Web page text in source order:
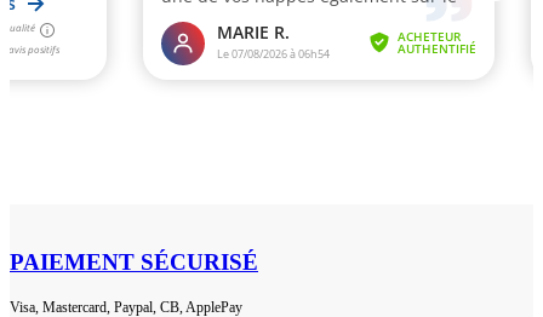
PAIEMENT SÉCURISÉ
Visa, Mastercard, Paypal, CB, ApplePay